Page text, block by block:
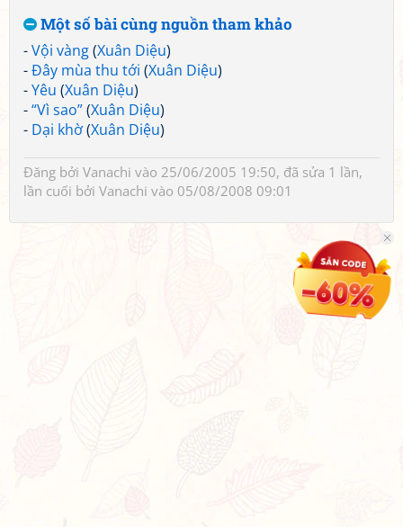
Một số bài cùng nguồn tham khảo
-Vội vàng(Xuân Diệu)
-Đây mùa thu tới (Xuân Diệu)
-Yêu (Xuân Diệu)
-“Vì sao”(Xuân Diệu)
- Dại khờ(Xuân Diệu)
Đăng bởi Vanachi vào 25/06/2005 19:50, đã sửa 1 lần,
lần cuối bởi Vanachi vào 05/08/2008 09:01